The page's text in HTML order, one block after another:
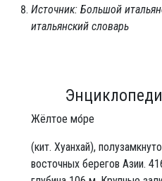
Источник: Большой
итальянский словарь
Жёлтое мо́ре
(кит. Хуанхай),
восточных берегов Азии.